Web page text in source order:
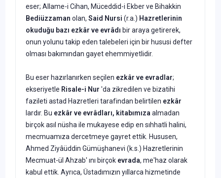
eser; Allame-i Cihan, Müceddid-i Ekber ve Bihakkin
Bediüzzaman olan, Said Nursi (r.a.) Hazretlerinin
okuduğu bazı ezkâr ve evrâdı bir araya getirerek,
onun yolunu takip eden talebeleri için bir hususi defter
olması bakımından gayet ehemmiyetlidir.
Bu eser hazırlanırken seçilen ezkâr ve evradlar;
ekseriyetle Risale-i Nur 'da zikredilen ve bizatihi
fazileti astad Hazretleri tarafindan belirtilen ezkâr
lardır. Bu ezkâr ve evrâdları, kitabımıza almadan
birçok asıl nüsha ile mukayese edip en sıhhatli halini,
mecmuamıza dercetmeye gayret ettik. Hususen,
Ahmed Ziyâüddin Gümüşhanevi (k.s.) Hazretlerinin
Mecmuat-ül Ahzab' ını birçok evrada, me'haz olarak
kabul ettik. Ayrıca, Üstadımızın yıllarca hizmetinde